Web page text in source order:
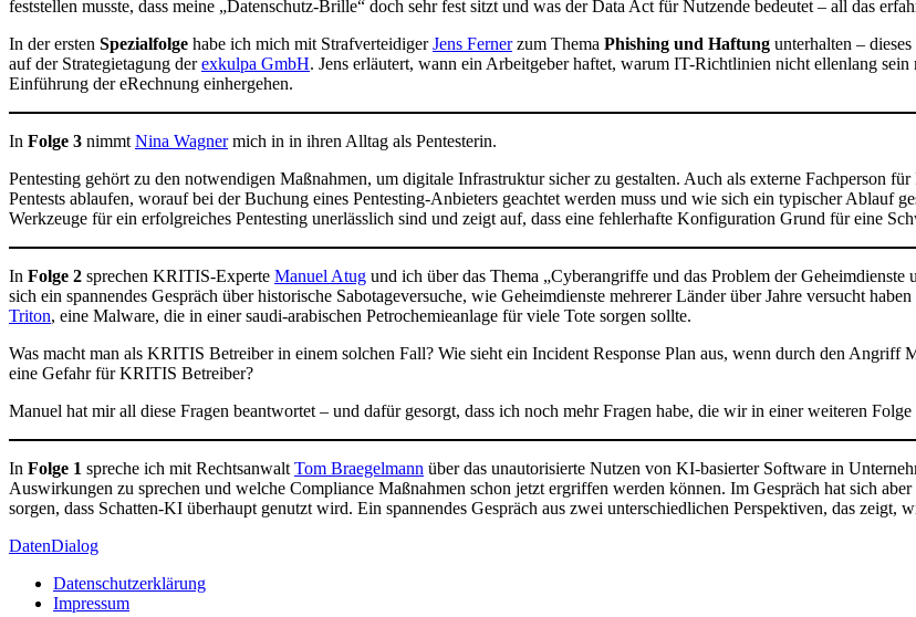
feststellen musste, dass meine „Datenschutz-Brille“ doch sehr fest sitzt und was der Data Act für Nutzende bedeutet – all das
In der ersten Spezialfolge habe ich mich mit StrafverteidigerJens Fernerzum Thema Phishing und Haftung unterhalten –
auf der Strategietagung derexkulpa GmbH. Jens erläutert, wann ein Arbeitgeber haftet, warum IT-Richtlinien nicht ellenlang
Einführung der eRechnung einhergehen.
In Folge 3 nimmt Nina Wagnermich in in ihren Alltag als Pentesterin.
Pentesting gehört zu den notwendigen Maßnahmen, um digitale Infrastruktur sicher zu gestalten. Auch als externe Fachperson
Pentests ablaufen, worauf bei der Buchung eines Pentesting-Anbieters geachtet werden muss und wie sich ein typischer Ablauf
Werkzeuge für ein erfolgreiches Pentesting unerlässlich sind und zeigt auf, dass eine fehlerhafte Konfiguration Grund für eine
In Folge 2 sprechen KRITIS-Experte Manuel Atug und ich über das Thema „Cyberangriffe und das Problem der
sich ein spannendes Gespräch über historische Sabotageversuche, wie Geheimdienste mehrerer Länder über Jahre versucht haben
Triton, eine Malware, die in einer saudi-arabischen Petrochemieanlage für viele Tote sorgen sollte.
Was macht man als KRITIS Betreiber in einem solchen Fall? Wie sieht ein Incident Response Plan aus, wenn durch den Angriff
eine Gefahr für KRITIS Betreiber?
Manuel hat mir all diese Fragen beantwortet – und dafür gesorgt, dass ich noch mehr Fragen habe, die wir in einer weiteren Folge
In Folge 1 spreche ich mit Rechtsanwalt Tom Braegelmann über das unautorisierte Nutzen von KI-basierter Software in
Auswirkungen zu sprechen und welche Compliance Maßnahmen schon jetzt ergriffen werden können. Im Gespräch hat sich
sorgen, dass Schatten-KI überhaupt genutzt wird. Ein spannendes Gespräch aus zwei unterschiedlichen Perspektiven, das
DatenDialog
Datenschutzerklärung
Impressum